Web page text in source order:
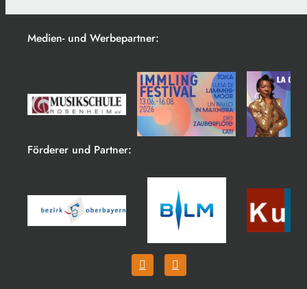
Medien- und Werbepartner:
Förderer und Partner: